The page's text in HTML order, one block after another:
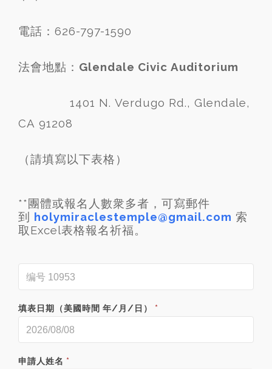
電話：626-797-1590
法會地點： Glendale Civic Auditorium
1401 N. Verdugo Rd., Glendale,
CA 91208
（請填寫以下表格）
**團體或報名人數衆多者，可寫郵件
到 holymiraclestemple@gmail.com 索
取Excel表格報名祈福。
填表日期（美國時間 年/月/日） *
申請人姓名 *